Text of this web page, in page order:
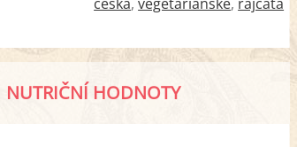
NUTRIČNÍ HODNOTY